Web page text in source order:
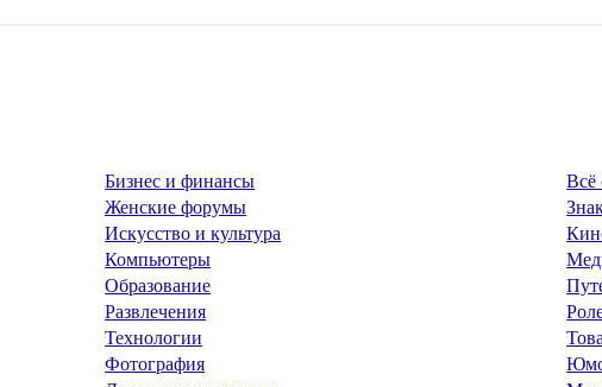
Бизнес и финансы
Всё
Женские форумы
Искусство и культура
Компьютеры
Образование
Развлечения
Технологии
Фотография